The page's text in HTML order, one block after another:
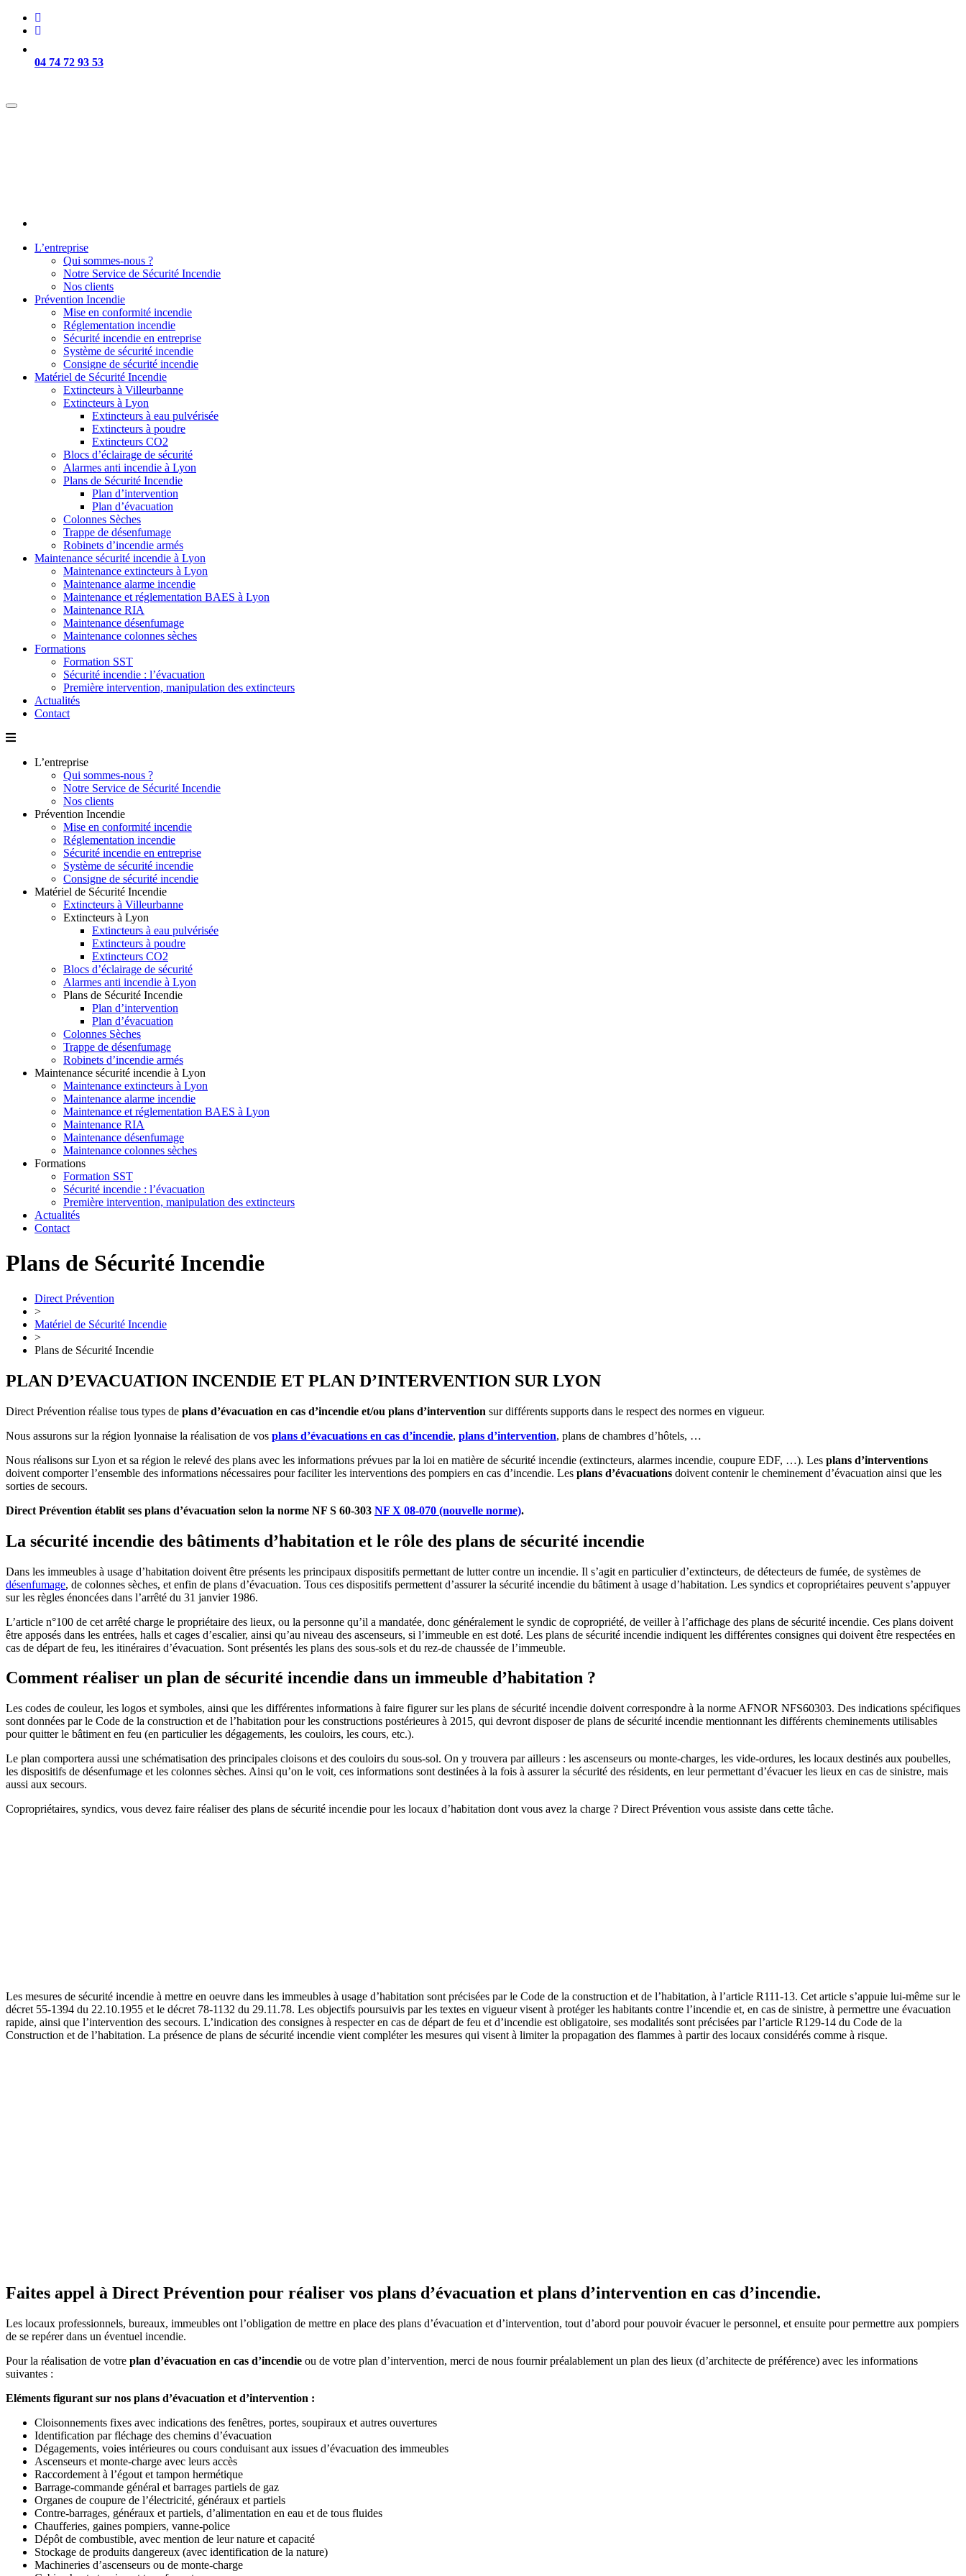
04 74 72 93 53
L’entreprise
Qui sommes-nous ?
Notre Service de Sécurité Incendie
Nos clients
Prévention Incendie
Mise en conformité incendie
Réglementation incendie
Sécurité incendie en entreprise
Système de sécurité incendie
Consigne de sécurité incendie
Matériel de Sécurité Incendie
Extincteurs à Villeurbanne
Extincteurs à Lyon
Extincteurs à eau pulvérisée
Extincteurs à poudre
Extincteurs CO2
Blocs d’éclairage de sécurité
Alarmes anti incendie à Lyon
Plans de Sécurité Incendie
Plan d’intervention
Plan d’évacuation
Colonnes Sèches
Trappe de désenfumage
Robinets d’incendie armés
Maintenance sécurité incendie à Lyon
Maintenance extincteurs à Lyon
Maintenance alarme incendie
Maintenance et réglementation BAES à Lyon
Maintenance RIA
Maintenance désenfumage
Maintenance colonnes sèches
Formations
Formation SST
Sécurité incendie : l’évacuation
Première intervention, manipulation des extincteurs
Actualités
Contact
L’entreprise
Qui sommes-nous ?
Notre Service de Sécurité Incendie
Nos clients
Prévention Incendie
Mise en conformité incendie
Réglementation incendie
Sécurité incendie en entreprise
Système de sécurité incendie
Consigne de sécurité incendie
Matériel de Sécurité Incendie
Extincteurs à Villeurbanne
Extincteurs à Lyon
Extincteurs à eau pulvérisée
Extincteurs à poudre
Extincteurs CO2
Blocs d’éclairage de sécurité
Alarmes anti incendie à Lyon
Plans de Sécurité Incendie
Plan d’intervention
Plan d’évacuation
Colonnes Sèches
Trappe de désenfumage
Robinets d’incendie armés
Maintenance sécurité incendie à Lyon
Maintenance extincteurs à Lyon
Maintenance alarme incendie
Maintenance et réglementation BAES à Lyon
Maintenance RIA
Maintenance désenfumage
Maintenance colonnes sèches
Formations
Formation SST
Sécurité incendie : l’évacuation
Première intervention, manipulation des extincteurs
Actualités
Contact
Plans de Sécurité Incendie
Direct Prévention
>
Matériel de Sécurité Incendie
>
Plans de Sécurité Incendie
PLAN D’EVACUATION INCENDIE ET PLAN D’INTERVENTION SUR LYON
Direct Prévention réalise tous types de plans d’évacuation en cas d’incendie et/ou plans d’intervention sur différents supports dans le respect des normes en vigueur.
Nous assurons sur la région lyonnaise la réalisation de vos plans d’évacuations en cas d’incendie, plans d’intervention, plans de chambres d’hôtels, …
Nous réalisons sur Lyon et sa région le relevé des plans avec les informations prévues par la loi en matière de sécurité incendie (extincteurs, alarmes incendie, coupure EDF, …). Les plans d’interventions
doivent comporter l’ensemble des informations nécessaires pour faciliter les interventions des pompiers en cas d’incendie. Les plans d’évacuations doivent contenir le cheminement d’évacuation ainsi que les
sorties de secours.
Direct Prévention établit ses plans d’évacuation selon la norme NF S 60-303 NF X 08-070 (nouvelle norme).
La sécurité incendie des bâtiments d’habitation et le rôle des plans de sécurité incendie
Dans les immeubles à usage d’habitation doivent être présents les principaux dispositifs permettant de lutter contre un incendie. Il s’agit en particulier d’extincteurs, de détecteurs de fumée, de systèmes de
désenfumage, de colonnes sèches, et enfin de plans d’évacuation. Tous ces dispositifs permettent d’assurer la sécurité incendie du bâtiment à usage d’habitation. Les syndics et copropriétaires peuvent s’appuyer
sur les règles énoncées dans l’arrêté du 31 janvier 1986.
L’article n°100 de cet arrêté charge le propriétaire des lieux, ou la personne qu’il a mandatée, donc généralement le syndic de copropriété, de veiller à l’affichage des plans de sécurité incendie. Ces plans doivent
être apposés dans les entrées, halls et cages d’escalier, ainsi qu’au niveau des ascenseurs, si l’immeuble en est doté. Les plans de sécurité incendie indiquent les différentes consignes qui doivent être respectées en
cas de départ de feu, les itinéraires d’évacuation. Sont présentés les plans des sous-sols et du rez-de chaussée de l’immeuble.
Comment réaliser un plan de sécurité incendie dans un immeuble d’habitation ?
Les codes de couleur, les logos et symboles, ainsi que les différentes informations à faire figurer sur les plans de sécurité incendie doivent correspondre à la norme AFNOR NFS60303. Des indications spécifiques
sont données par le Code de la construction et de l’habitation pour les constructions postérieures à 2015, qui devront disposer de plans de sécurité incendie mentionnant les différents cheminements utilisables
pour quitter le bâtiment en feu (en particulier les dégagements, les couloirs, les cours, etc.).
Le plan comportera aussi une schématisation des principales cloisons et des couloirs du sous-sol. On y trouvera par ailleurs : les ascenseurs ou monte-charges, les vide-ordures, les locaux destinés aux poubelles,
les dispositifs de désenfumage et les colonnes sèches. Ainsi qu’on le voit, ces informations sont destinées à la fois à assurer la sécurité des résidents, en leur permettant d’évacuer les lieux en cas de sinistre, mais
aussi aux secours.
Copropriétaires, syndics, vous devez faire réaliser des plans de sécurité incendie pour les locaux d’habitation dont vous avez la charge ? Direct Prévention vous assiste dans cette tâche.
Les mesures de sécurité incendie à mettre en oeuvre dans les immeubles à usage d’habitation sont précisées par le Code de la construction et de l’habitation, à l’article R111-13. Cet article s’appuie lui-même sur le
décret 55-1394 du 22.10.1955 et le décret 78-1132 du 29.11.78. Les objectifs poursuivis par les textes en vigueur visent à protéger les habitants contre l’incendie et, en cas de sinistre, à permettre une évacuation
rapide, ainsi que l’intervention des secours. L’indication des consignes à respecter en cas de départ de feu et d’incendie est obligatoire, ses modalités sont précisées par l’article R129-14 du Code de la
Construction et de l’habitation. La présence de plans de sécurité incendie vient compléter les mesures qui visent à limiter la propagation des flammes à partir des locaux considérés comme à risque.
Faites appel à Direct Prévention pour réaliser vos plans d’évacuation et plans d’intervention en cas d’incendie.
Les locaux professionnels, bureaux, immeubles ont l’obligation de mettre en place des plans d’évacuation et d’intervention, tout d’abord pour pouvoir évacuer le personnel, et ensuite pour permettre aux pompiers
de se repérer dans un éventuel incendie.
Pour la réalisation de votre plan d’évacuation en cas d’incendie ou de votre plan d’intervention, merci de nous fournir préalablement un plan des lieux (d’architecte de préférence) avec les informations
suivantes :
Eléments figurant sur nos plans d’évacuation et d’intervention :
Cloisonnements fixes avec indications des fenêtres, portes, soupiraux et autres ouvertures
Identification par fléchage des chemins d’évacuation
Dégagements, voies intérieures ou cours conduisant aux issues d’évacuation des immeubles
Ascenseurs et monte-charge avec leurs accès
Raccordement à l’égout et tampon hermétique
Barrage-commande général et barrages partiels de gaz
Organes de coupure de l’électricité, généraux et partiels
Contre-barrages, généraux et partiels, d’alimentation en eau et de tous fluides
Chaufferies, gaines pompiers, vanne-police
Dépôt de combustible, avec mention de leur nature et capacité
Stockage de produits dangereux (avec identification de la nature)
Machineries d’ascenseurs ou de monte-charge